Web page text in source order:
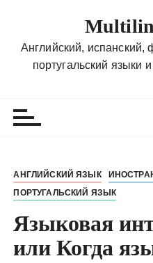
Английский, испанский,
португальский языки
АНГЛИЙСКИЙ ЯЗЫК
ПОРТУГАЛЬСКИЙ ЯЗЫК
Языковая
или Когда